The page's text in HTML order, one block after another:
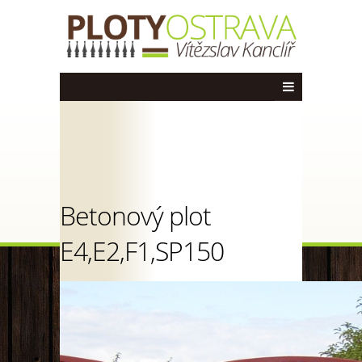
Betonový plot
E4,E2,F1,SP150